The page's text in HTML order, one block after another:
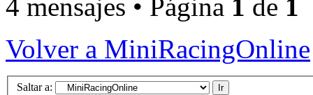
4 mensajes • Página 1 de 1
Volver a MiniRacingOnline
Saltar a: